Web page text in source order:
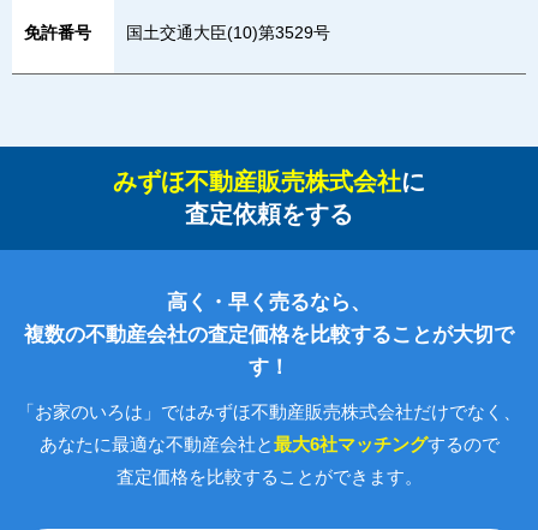
免許番号 国土交通大臣(10)第3529号
みずほ不動産販売株式会社に
査定依頼をする
高く・早く売るなら、
複数の不動産会社の査定価格を比較することが大切で
す！
「お家のいろは」ではみずほ不動産販売株式会社だけでなく、
あなたに最適な不動産会社と最大6社マッチングするので
査定価格を比較することができます。